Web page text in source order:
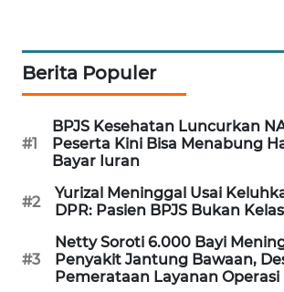
Berita Populer
#1
BPJS Kesehatan Luncurkan
Peserta Kini Bisa Menabung
Bayar Iuran
#2
Yurizal Meninggal Usai
DPR: Pasien BPJS Bukan
#3
Netty Soroti 6.000 Bayi
Penyakit Jantung Bawaan,
Pemerataan Layanan Operasi
UMKM
WAHANA
SELEB
WAHANA
PERSONA
WAHANA
OTOMOTIF